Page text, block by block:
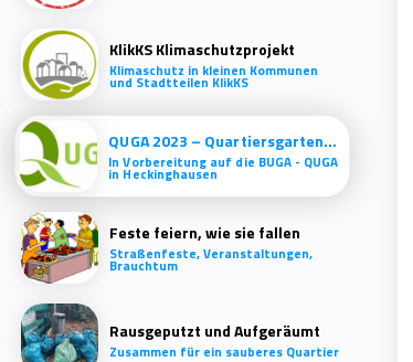
KlikKS Klimaschutzprojekt
Klimaschutz in kleinen Kommunen
und Stadtteilen KlikKS
QUGA 2023 – Quartiersgartenschau Heckinghausen
In Vorbereitung auf die BUGA - QUGA
in Heckinghausen
Feste feiern, wie sie fallen
Straßenfeste, Veranstaltungen,
Brauchtum
Rausgeputzt und Aufgeräumt
Zusammen für ein sauberes Quartier